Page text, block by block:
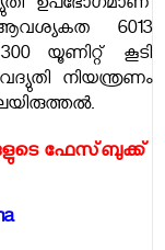
ഉപഭോഗമാണ്
6013
യൂണിറ്റ് കൂടി
നിയന്ത്രണം
ഫേസ്‌ബുക്ക്‌